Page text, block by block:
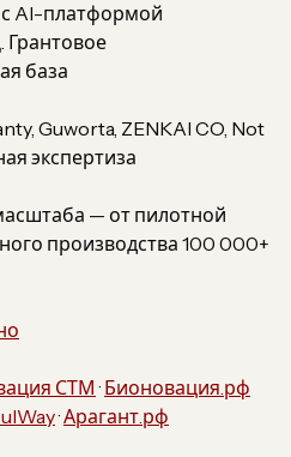
AI-платформой
Грантовое
база
Guworta, ZENKAI CO, Not
экспертиза
— от пилотной
производства 100 000+
СТМ · Бионовация.рф
·Арагант.рф